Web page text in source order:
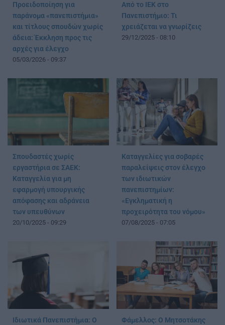
Προειδοποίηση για
παράνομα «πανεπιστήμια»
και τίτλους σπουδών χωρίς
άδεια: Έκκληση προς τις
αρχές για έλεγχο
05/03/2026 - 09:37
Από το ΙΕΚ στο
Πανεπιστήμιο: Τι
χρειάζεται να γνωρίζεις
29/12/2025 - 08:10
Σπουδαστές χωρίς
εργαστήρια σε ΣΑΕΚ:
Καταγγελία για μη
εφαρμογή υπουργικής
απόφασης και αδράνεια
των υπευθύνων
20/10/2025 - 09:29
Καταγγελίες για σοβαρές
παραλείψεις στον έλεγχο
των ιδιωτικών
πανεπιστημίων:
«Εγκληματική η
προχειρότητα του νόμου»
07/08/2025 - 07:05
Ιδιωτικά Πανεπιστήμια: Ο
Φάμελλος: Ο Μητσοτάκης